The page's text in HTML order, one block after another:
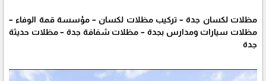
مظلات لكسان جدة – تركيب مظلات لكسان – مؤسسة قمة الوفاء –
مظلات سيارات ومدارس بجدة – مظلات شفافة جدة – مظلات حديثة
جدة